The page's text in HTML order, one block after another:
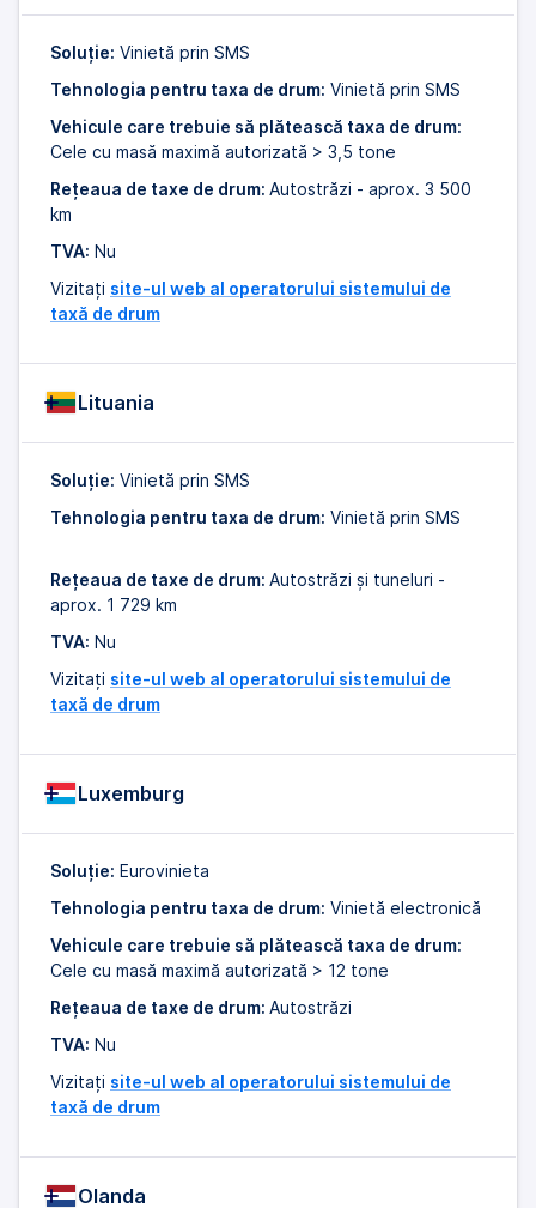
Soluție: Vinietă prin SMS
Tehnologia pentru taxa de drum: Vinietă prin SMS
Vehicule care trebuie să plătească taxa de drum:
Cele cu masă maximă autorizată > 3,5 tone
Rețeaua de taxe de drum: Autostrăzi - aprox. 3 500
km
TVA: Nu
Vizitați site-ul web al operatorului sistemului de
taxă de drum
Lituania
Soluție: Vinietă prin SMS
Tehnologia pentru taxa de drum: Vinietă prin SMS
Rețeaua de taxe de drum: Autostrăzi și tuneluri -
aprox. 1 729 km
TVA: Nu
Vizitați site-ul web al operatorului sistemului de
taxă de drum
Luxemburg
Soluție: Eurovinieta
Tehnologia pentru taxa de drum: Vinietă electronică
Vehicule care trebuie să plătească taxa de drum:
Cele cu masă maximă autorizată > 12 tone
Rețeaua de taxe de drum: Autostrăzi
TVA: Nu
Vizitați site-ul web al operatorului sistemului de
taxă de drum
Olanda